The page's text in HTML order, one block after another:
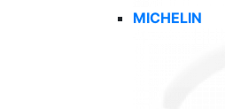
MICHELIN